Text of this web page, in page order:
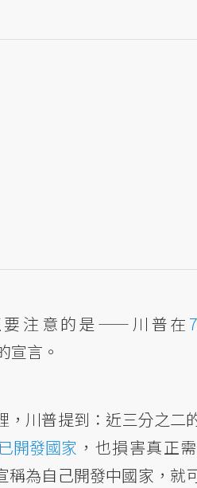
要注意的是——川普在
宣言。
，川普提到：近三分之二
開發國家 ，也損害真正
稱為自己開發中國家，就